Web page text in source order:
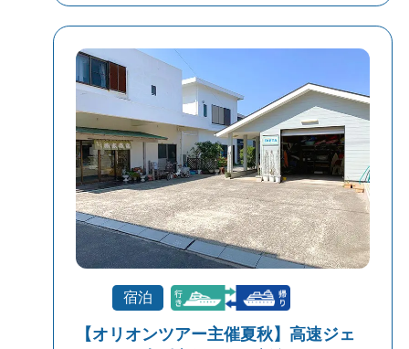
宿泊
【オリオンツアー主催夏秋】高速ジェ